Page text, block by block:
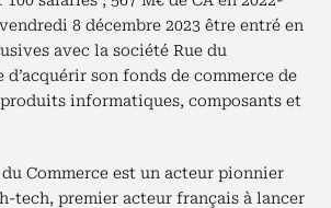
8 décembre 2023 être entré en
avec la société Rue du
d’acquérir son fonds de commerce de
informatiques, composants et
du Commerce est un acteur pionnier
tech, premier acteur français à lancer